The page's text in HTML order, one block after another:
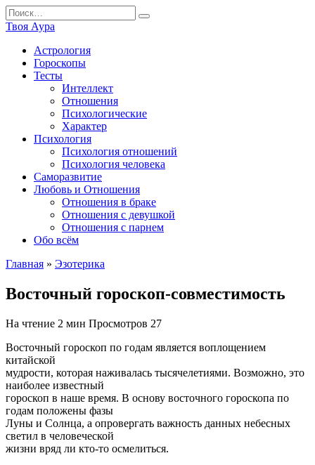
Перейти
к
содержанию
Search
for:
Твоя Аура
Астрология
Гороскопы
Тесты
Интеллект
Отношения
Психологические
Характер
Психология
Психология отношений
Психология человека
Саморазвитие
Любовь и Отношения
Отношения в браке
Отношения с девушкой
Отношения с парнем
Обо всём
Главная » Эзотерика
Восточный гороскоп-совместимость
На чтение 2 мин Просмотров 27
Восточный гороскоп по годам является воплощением
китайской
мудрости, которая наживалась тысячелетиями. Возможно, это
наиболее известный
гороскоп в наше время. В основу восточного гороскопа по
годам положены фазы
Луны и Солнца, а опровергать важность данных небесных
светил в человеческой
жизни вряд ли кто-то осмелиться.